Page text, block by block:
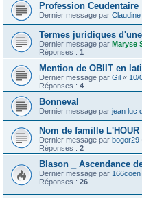
Profession Ceudentaire
Dernier message par Claudine
Termes juridiques
Dernier message par Maryse
Réponses : 1
Mention de OBIIT en
Dernier message par Gil « 10/
Réponses : 4
Bonneval
Dernier message par jean luc
Nom de famille L'HOUR
Dernier message par bogor29
Réponses : 2
Blason _ Ascendance
Dernier message par 166coen
Réponses : 26